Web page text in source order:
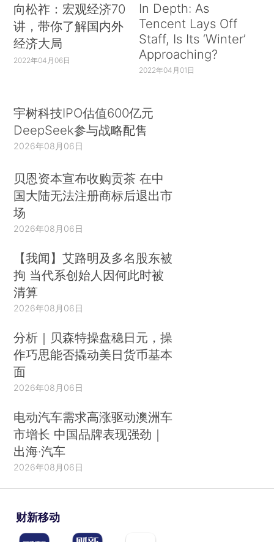
向松祚：宏观经济70
讲，带你了解国内外
经济大局
2022年04月06日
In Depth: As
Tencent Lays Off
Staff, Is Its ‘Winter’
Approaching?
2022年04月01日
宇树科技IPO估值600亿元
DeepSeek参与战略配售
2026年08月06日
贝恩资本宣布收购贡茶 在中
国大陆无法注册商标后退出市
场
2026年08月06日
【我闻】艾路明及多名股东被
拘 当代系创始人因何此时被
清算
2026年08月06日
分析｜贝森特操盘稳日元，操
作巧思能否撬动美日货币基本
面
2026年08月06日
电动汽车需求高涨驱动澳洲车
市增长 中国品牌表现强劲｜
出海·汽车
2026年08月06日
财新移动